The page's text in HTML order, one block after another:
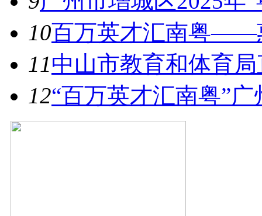
10百万英才汇南粤——
11中山市教育和体育
12“百万英才汇南粤”